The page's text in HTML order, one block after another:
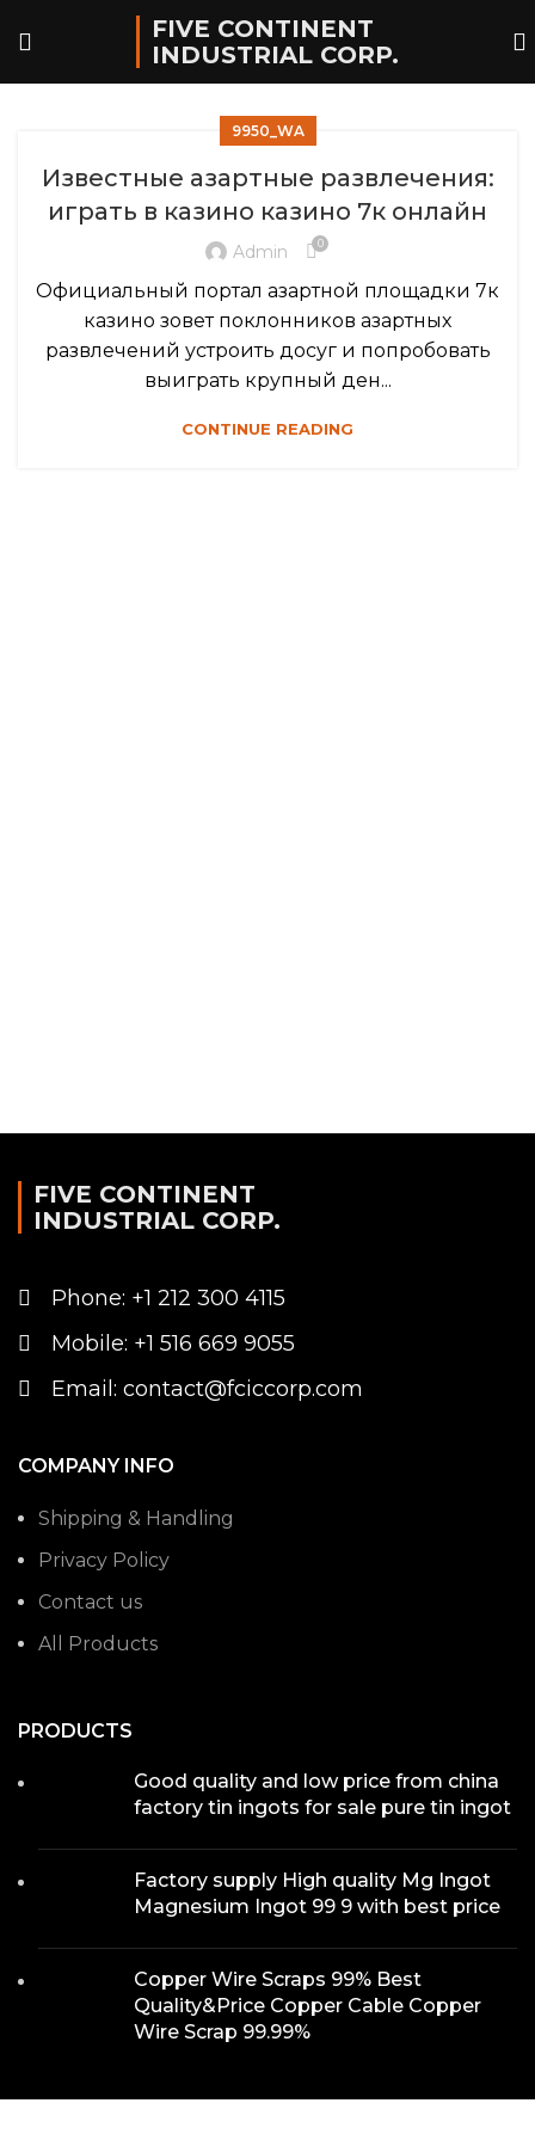
FIVE CONTINENT
INDUSTRIAL CORP.
9950_WA
Известные азартные развлечения:
играть в казино казино 7к онлайн
Admin 0
Официальный портал азартной площадки 7к
казино зовет поклонников азартных
развлечений устроить досуг и попробовать
выиграть крупный ден...
CONTINUE READING
FIVE CONTINENT
INDUSTRIAL CORP.
Phone: +1 212 300 4115
Mobile: +1 516 669 9055
Email: contact@fciccorp.com
COMPANY INFO
Shipping & Handling
Privacy Policy
Contact us
All Products
PRODUCTS
Good quality and low price from china
factory tin ingots for sale pure tin ingot
Factory supply High quality Mg Ingot
Magnesium Ingot 99 9 with best price
Copper Wire Scraps 99% Best
Quality&Price Copper Cable Copper
Wire Scrap 99.99%